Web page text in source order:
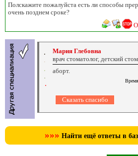
Полскажите пожалуйста есть ли способы
очень позднем сроке?
Мария Глебовна
врач стоматолог, детский
аборт.
»»» Найти ещё ответы в